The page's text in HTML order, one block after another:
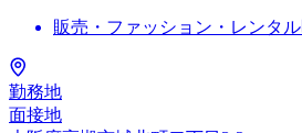
販売・ファッション・レンタル
勤務地
面接地